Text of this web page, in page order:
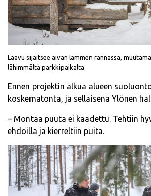
Laavu sijaitsee aivan lammen rannassa,
lähimmältä parkkipaikalta.
Ennen projektin alkua alueen
koskematonta, ja sellaisena Ylönen
– Montaa puuta ei kaadettu. Tehtiin
ehdoilla ja kierreltiin puita.